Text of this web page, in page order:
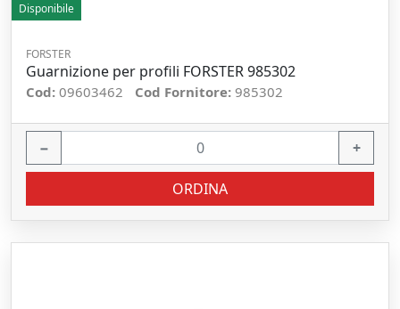
Disponibile
FORSTER
Guarnizione per profili FORSTER 985302
Cod: 09603462 Cod Fornitore: 985302
− +
ORDINA